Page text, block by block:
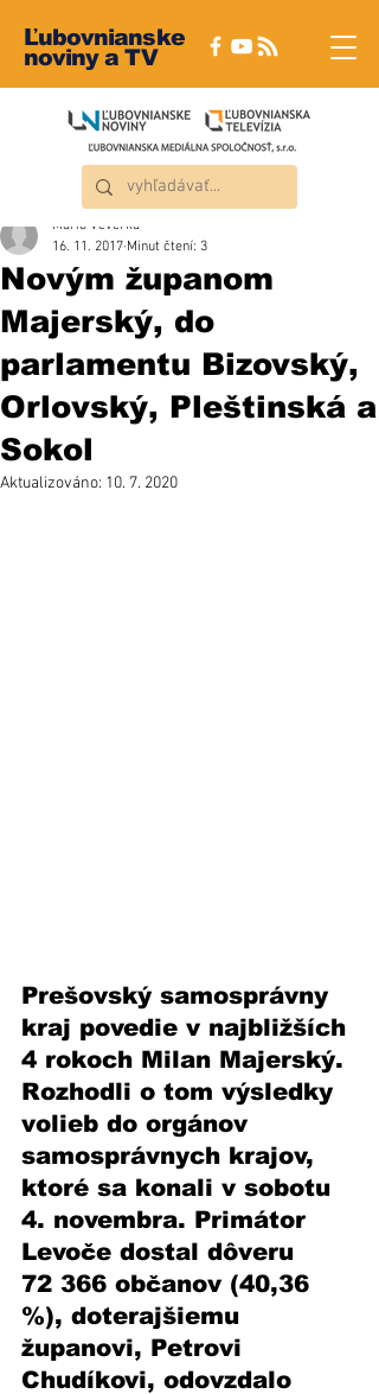
Ľubovnianske
noviny a TV
Novým županom
Majerský, do
parlamentu Bizovský,
Orlovský, Pleštinská a
Sokol
Mário Veverka
16. 11. 2017 Minut čtení: 3
Aktualizováno: 10. 7. 2020
Prešovský samosprávny
kraj povedie v najbližších
4 rokoch Milan Majerský.
Rozhodli o tom výsledky
volieb do orgánov
samosprávnych krajov,
ktoré sa konali v sobotu
4. novembra. Primátor
Levoče dostal dôveru
72 366 občanov (40,36
%), doterajšiemu
županovi, Petrovi
Chudíkovi, odovzdalo